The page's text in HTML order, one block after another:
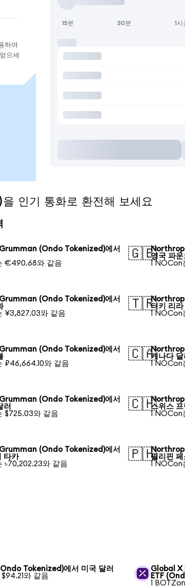
하여
으세
15분 30분 1시
기 통화로 환전해 보세요
(Ondo Tokenized)에서
€490.68와 같음
🇬🇧Northrop
영국 파
1 NOCon
(Ondo Tokenized)에서
¥3,827.03와 같음
🇹🇷Northrop
터키 리라
1 NOCon
(Ondo Tokenized)에서
₽46,664.10와 같음
🇨🇦Northrop
캐나다 달
1 NOCon
(Ondo Tokenized)에서
러
$725.03와 같음
🇨🇭Northrop
스위스 프
1 NOCon
(Ondo Tokenized)에서
타카
৳70,202.23와 같음
🇵🇭Northrop
필리핀 페
1
Tokenized)에서 미국 달러
와 같음
Global
ETF
1